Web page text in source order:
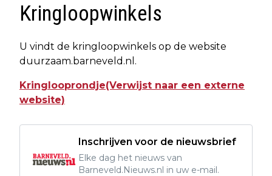
Kringloopwinkels
U vindt de kringloopwinkels op de website
duurzaam.barneveld.nl.
Kringlooprondje(Verwijst naar een externe
website)
Inschrijven voor de nieuwsbrief
Elke dag het nieuws van
Barneveld.Nieuws.nl in uw e-mail.